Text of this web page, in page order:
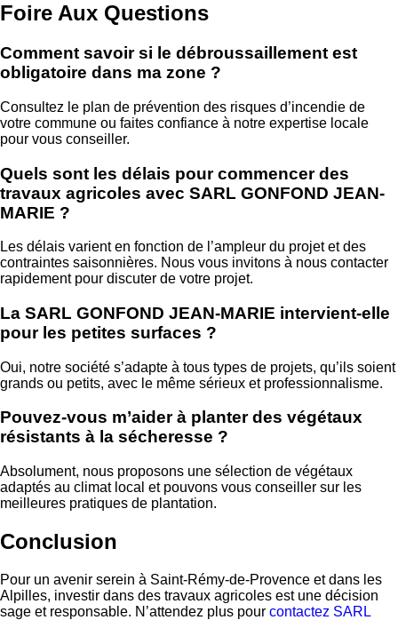
Foire Aux Questions
Comment savoir si le débroussaillement est
obligatoire dans ma zone ?
Consultez le plan de prévention des risques d’incendie de
votre commune ou faites confiance à notre expertise locale
pour vous conseiller.
Quels sont les délais pour commencer des
travaux agricoles avec SARL GONFOND JEAN-
MARIE ?
Les délais varient en fonction de l’ampleur du projet et des
contraintes saisonnières. Nous vous invitons à nous contacter
rapidement pour discuter de votre projet.
La SARL GONFOND JEAN-MARIE intervient-elle
pour les petites surfaces ?
Oui, notre société s’adapte à tous types de projets, qu’ils soient
grands ou petits, avec le même sérieux et professionnalisme.
Pouvez-vous m’aider à planter des végétaux
résistants à la sécheresse ?
Absolument, nous proposons une sélection de végétaux
adaptés au climat local et pouvons vous conseiller sur les
meilleures pratiques de plantation.
Conclusion
Pour un avenir serein à Saint-Rémy-de-Provence et dans les
Alpilles, investir dans des travaux agricoles est une décision
sage et responsable. N’attendez plus pour contactez SARL